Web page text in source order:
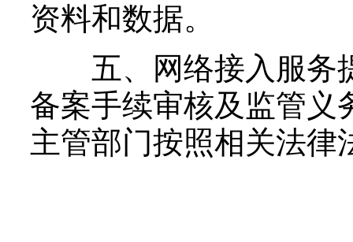
资料和数据。
五、网络接入服务
备案手续审核及监管义
主管部门按照相关法律